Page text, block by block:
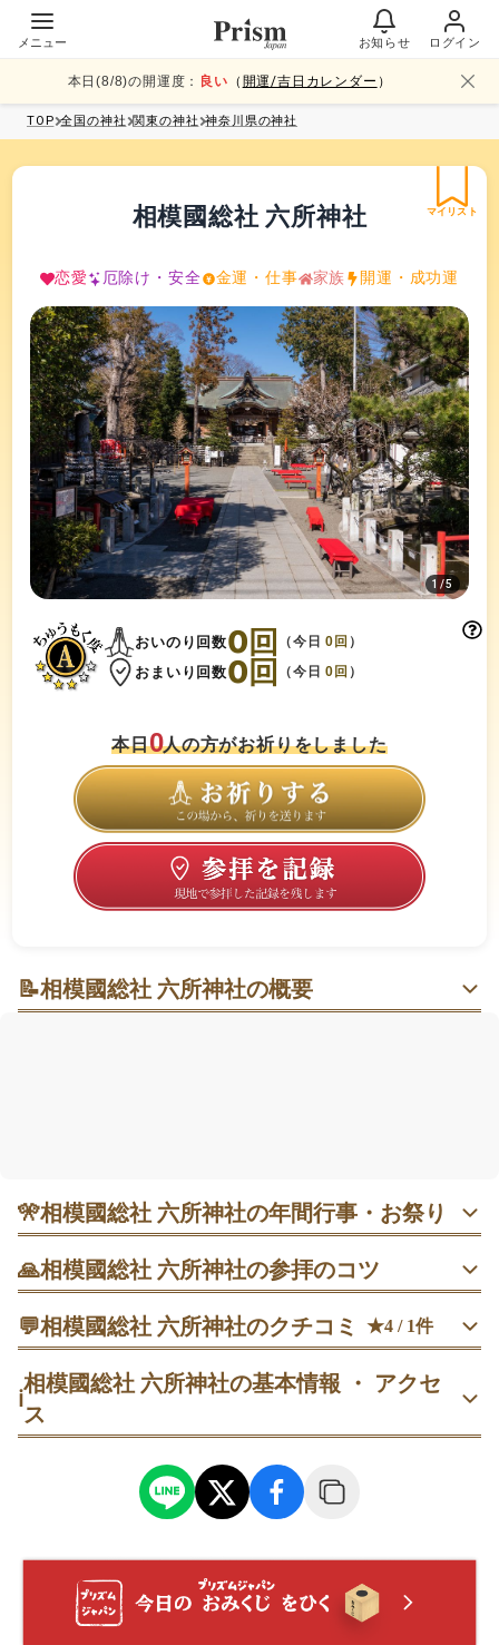
メニュー お知らせ ログイン
本日(8/8)の開運度： 良い （ 開運/吉日カレンダー ）
TOP 全国の神社 関東の神社 神奈川県の神社
マイリスト
相模國総社 六所神社
恋愛 厄除け・安全 金運・仕事 家族 開運・成功運
1/5
おいのり回数0回 （今日0 回 ）
おまいり回数0回 （今日0 回 ）
本日0人の方がお祈りをしました
📝相模國総社 六所神社の概要
いう声が多く、参拝は鳥居→手水→拝殿の順でシンプ
ル。御朱印は書き置きで授与されています🍀
🎌相模國総社 六所神社の年間行事・お祭り
・ 5月5日 相模国府祭｜六社の神輿が一堂に揃う大祭。周辺
は通行止めもあり公共交通が無難。正午前後は比較的動き
やすく、夕方は人出が落ち着く傾向。限定御朱印の頒布案
内も要チェック。
・ 9月第1日曜 櫛魂まつり｜11時祭典、午後は太鼓や奉納
演目が続く一日。お焚き上げ受付は前日から。開始前と夕
方が比較的ゆったり。境内駐車場は台数に余裕があるもの
の、早めの来訪が安心。
🙏相模國総社 六所神社の参拝のコツ
鳥居→手水舎→拝殿の順に参拝し、拝殿前で一礼してから
周囲を見学する流れがおすすめ。
拝殿での参拝後、池の周りを一周。橋の中央で立ち止ま
り、深呼吸→ゆっくり一礼の順で。
平日午前の早めに到着→参道入口で一礼→ゆっくり歩幅を
小さく進む、の順で。
当日は11時の祭典前に拝殿で参拝→授与所→境内散策の順
で。演目の合間に写真を。
💬相模國総社 六所神社のクチコミ ★4 / 1件
ℹ️
相模國総社 六所神社の基本情報 ・ アクセ
ス